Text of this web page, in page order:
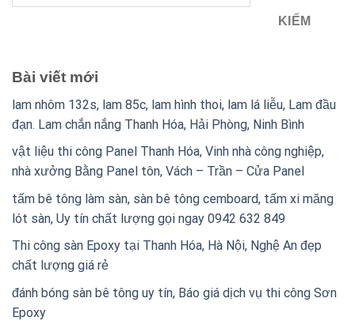
KIẾM
Bài viết mới
lam nhôm 132s, lam 85c, lam hình thoi, lam lá liễu, Lam đầu
đạn. Lam chắn nắng Thanh Hóa, Hải Phòng, Ninh Bình
vật liệu thi công Panel Thanh Hóa, Vinh nhà công nghiệp,
nhà xưởng Bằng Panel tôn, Vách – Trần – Cửa Panel
tấm bê tông làm sàn, sàn bê tông cemboard, tấm xi măng
lót sàn, Uy tín chất lượng gọi ngay 0942 632 849
Thi công sàn Epoxy tại Thanh Hóa, Hà Nội, Nghệ An đẹp
chất lượng giá rẻ
đánh bóng sàn bê tông uy tín, Báo giá dịch vụ thi công Sơn
Epoxy